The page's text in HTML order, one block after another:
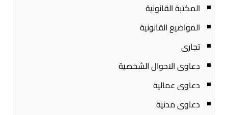
المكتبة القانونية
المواضيع القانونية
تجارى
دعاوى الاحوال الشخصية
دعاوى عمالية
دعاوى مدنية